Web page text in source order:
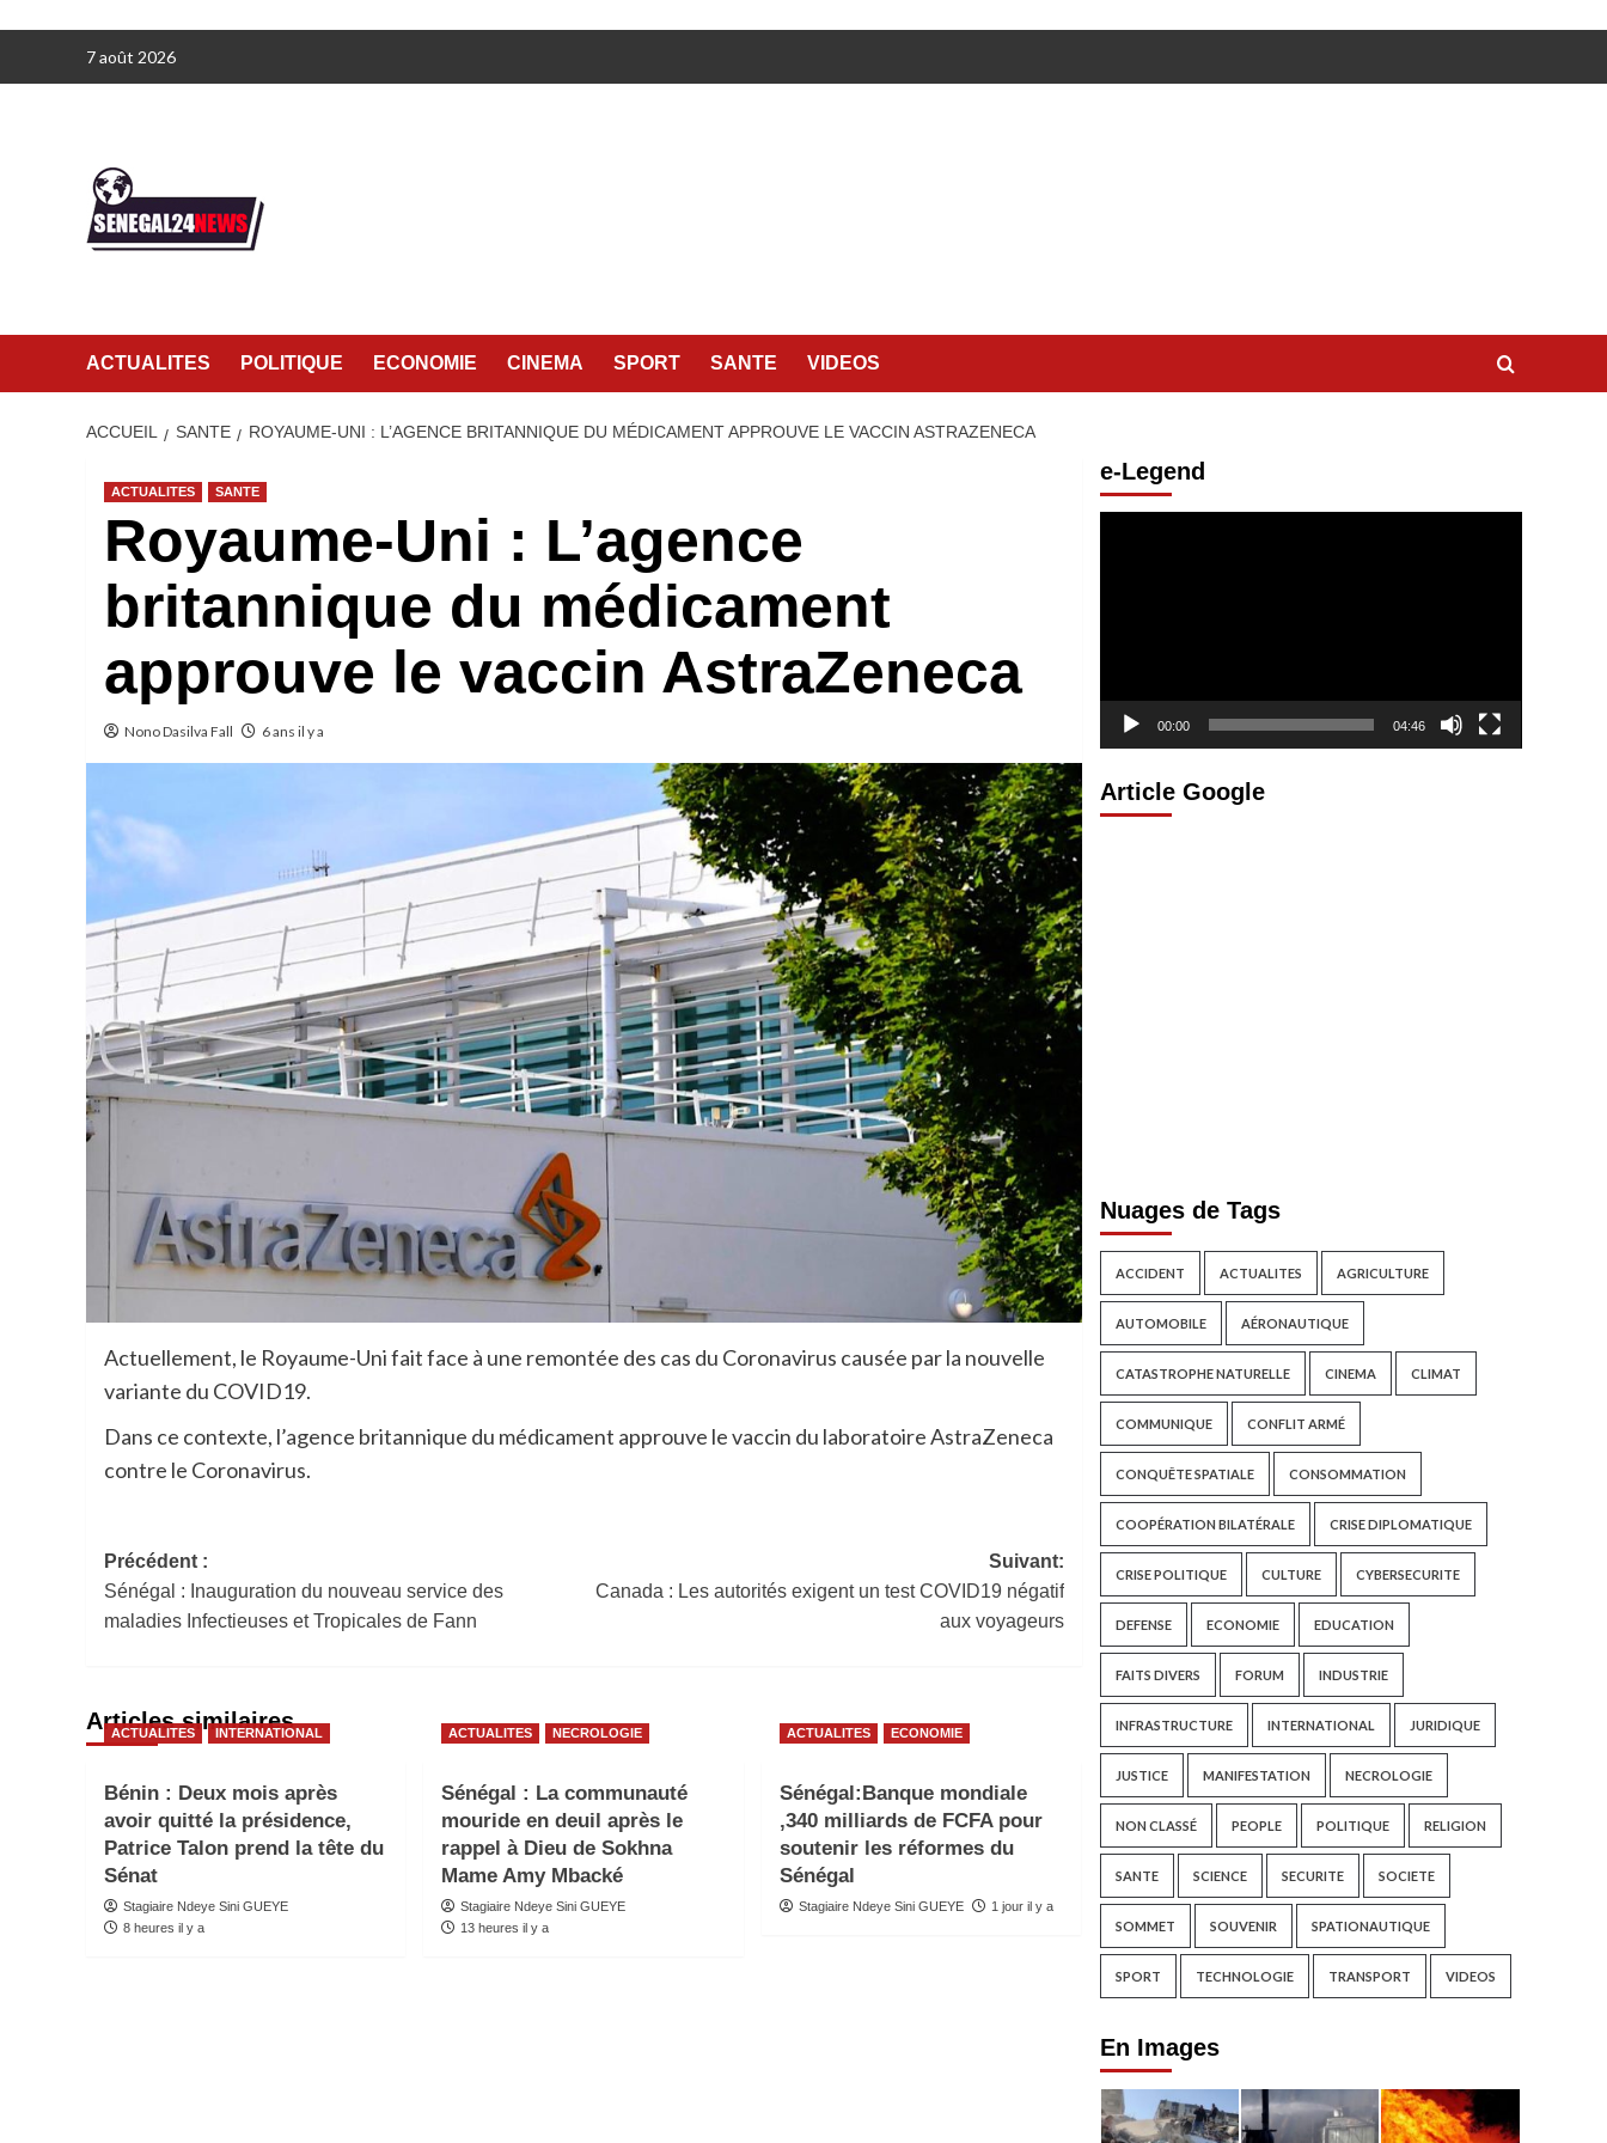
7 août 2026
ACTUALITES POLITIQUE ECONOMIE CINEMA SPORT SANTE VIDEOS
ACCUEIL SANTE ROYAUME-UNI : L’AGENCE BRITANNIQUE DU MÉDICAMENT APPROUVE LE VACCIN ASTRAZENECA
ACTUALITES SANTE
Royaume-Uni : L’agence
britannique du médicament
approuve le vaccin AstraZeneca
Nono Dasilva Fall 6 ans il y a
Actuellement, le Royaume-Uni fait face à une remontée des cas du Coronavirus causée par la nouvelle
variante du COVID19.
Dans ce contexte, l’agence britannique du médicament approuve le vaccin du laboratoire AstraZeneca
contre le Coronavirus.
Navigation
d’article
Précédent :
Sénégal : Inauguration du nouveau service des
maladies Infectieuses et Tropicales de Fann
Suivant:
Canada : Les autorités exigent un test COVID19 négatif
aux voyageurs
Articles similaires
ACTUALITES INTERNATIONAL
Bénin : Deux mois après
avoir quitté la présidence,
Patrice Talon prend la tête du
Sénat
Stagiaire Ndeye Sini GUEYE
8 heures il y a
ACTUALITES NECROLOGIE
Sénégal : La communauté
mouride en deuil après le
rappel à Dieu de Sokhna
Mame Amy Mbacké
Stagiaire Ndeye Sini GUEYE
13 heures il y a
ACTUALITES ECONOMIE
Sénégal:Banque mondiale
,340 milliards de FCFA pour
soutenir les réformes du
Sénégal
Stagiaire Ndeye Sini GUEYE 1 jour il y a
e-Legend
00:00 04:46
Article Google
Nuages de Tags
ACCIDENT ACTUALITES AGRICULTURE
AUTOMOBILE AÉRONAUTIQUE
CATASTROPHE NATURELLE CINEMA CLIMAT
COMMUNIQUE CONFLIT ARMÉ
CONQUÊTE SPATIALE CONSOMMATION
COOPÉRATION BILATÉRALE CRISE DIPLOMATIQUE
CRISE POLITIQUE CULTURE CYBERSECURITE
DEFENSE ECONOMIE EDUCATION
FAITS DIVERS FORUM INDUSTRIE
INFRASTRUCTURE INTERNATIONAL JURIDIQUE
JUSTICE MANIFESTATION NECROLOGIE
NON CLASSÉ PEOPLE POLITIQUE RELIGION
SANTE SCIENCE SECURITE SOCIETE
SOMMET SOUVENIR SPATIONAUTIQUE
SPORT TECHNOLOGIE TRANSPORT VIDEOS
En Images